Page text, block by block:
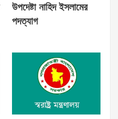
উপদেষ্টা নাহিদ ইসলামের
পদত্যাগ